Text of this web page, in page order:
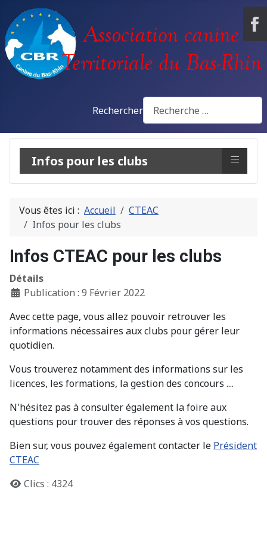
Rechercher
Infos pour les clubs ≡
Vous êtes ici : Accueil
CTEAC
Infos pour les clubs
Infos CTEAC pour les clubs
Détails
Publication : 9 Février 2022
Avec cette page, vous allez pouvoir retrouver les
informations nécessaires aux clubs pour gérer leur
quotidien.
Vous trouverez notamment des informations sur les
licences, les formations, la gestion des concours ....
N'hésitez pas à consulter également la foire aux
questions pour trouver des réponses à vos questions.
Bien sur, vous pouvez également contacter le Président
CTEAC
Clics : 4324